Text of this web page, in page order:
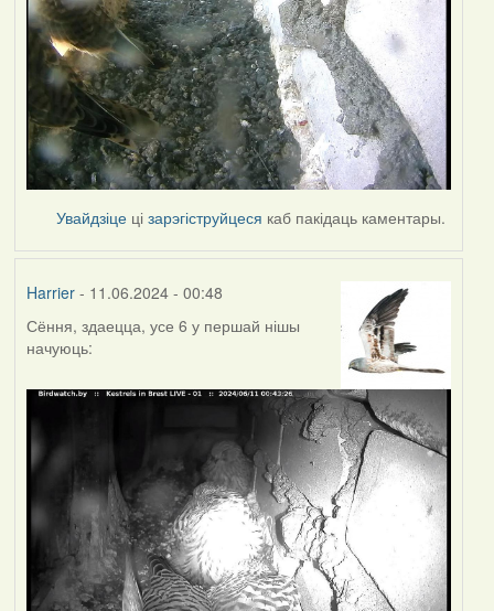
Увайдзіце цізарэгіструйцеся каб пакідаць каментары.
Harrier- 11.06.2024 - 00:48
Сёння, здаецца, усе 6 у першай нішы
начуюць: